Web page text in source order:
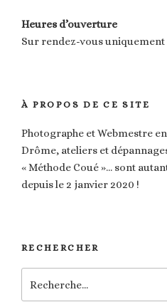
Heures d’ouverture
Sur rendez-vous uniquement
À PROPOS DE CE SITE
Photographe et Webmestre
Drôme, ateliers et
« Méthode Coué »… sont
depuis le 2 janvier 2020 !
RECHERCHER
pour